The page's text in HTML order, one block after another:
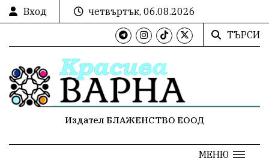
Вход
четвъртък, 06.08.2026
ТЪРСИ
Издател БЛАЖЕНСТВО ЕООД
МЕНЮ